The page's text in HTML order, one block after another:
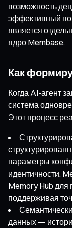
возможность
эффективный
является
ядро Membase.
Как
Когда AI-агент
система
Этот процесс
параметры
идентичности,
Memory Hub для
поддерживая
данных —